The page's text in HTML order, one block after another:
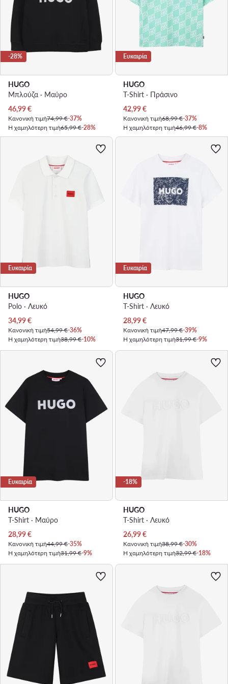
-28%
HUGO
Μπλούζα · Μαύρο
Τρέχουσα τιμή
46,99€
Κανονική τιμή74,99 €-37%
Η χαμηλότερη τιμή65,99 €-28%
Ευκαιρία
HUGO
T-Shirt · Πράσινο
Τρέχουσα τιμή
42,99€
Κανονική τιμή68,99 €-37%
Η χαμηλότερη τιμή46,99 €-8%
Ευκαιρία
HUGO
Polo · Λευκό
Τρέχουσα τιμή
34,99€
Κανονική τιμή54,99 €-36%
Η χαμηλότερη τιμή38,99 €-10%
Ευκαιρία
HUGO
T-Shirt · Λευκό
Τρέχουσα τιμή
28,99€
Κανονική τιμή47,99 €-39%
Η χαμηλότερη τιμή31,99 €-9%
Ευκαιρία
HUGO
T-Shirt · Μαύρο
Τρέχουσα τιμή
28,99€
Κανονική τιμή44,99 €-35%
Η χαμηλότερη τιμή31,99 €-9%
-18%
HUGO
T-Shirt · Λευκό
Τρέχουσα τιμή
26,99€
Κανονική τιμή38,99 €-30%
Η χαμηλότερη τιμή32,99 €-18%